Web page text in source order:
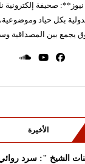
صحيفة إلكترونية
بكل حياد
يجمع بين المصداقية
الأخيرة
الشيخ ": سرد روائي